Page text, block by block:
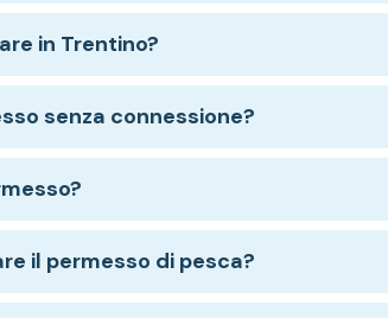
in Trentino?
senza connessione?
il permesso di pesca?